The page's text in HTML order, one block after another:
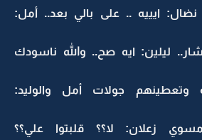
ايييه .. على بالي بعد.. أمل:
ليلين: ايه صح.. والله ناسودك
وتعطينهم جولات أمل والوليد:
زعلان: لا؟؟ قلبتوا علي؟؟